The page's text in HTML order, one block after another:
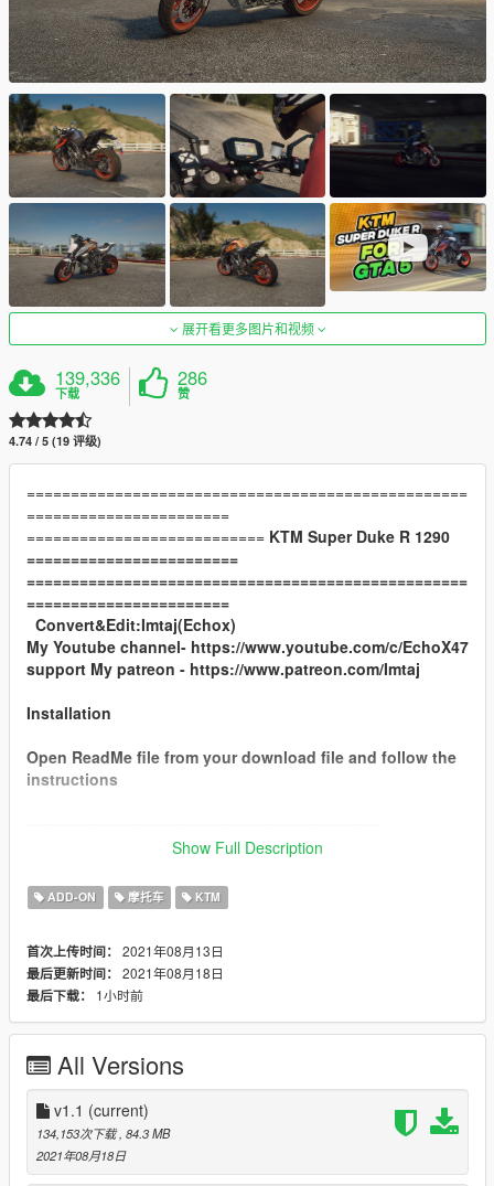
展开看更多图片和视频
139,336
下载
286
赞
4.74 / 5 (19 评级)
==================================================
=======================
=========================== KTM Super Duke R 1290
========================
==================================================
=======================
Convert&Edit:Imtaj(Echox)
My Youtube channel- https://www.youtube.com/c/EchoX47
support My patreon - https://www.patreon.com/Imtaj
Installation
Open ReadMe file from your download file and follow the
instructions
You can use Simple Trainer Spawn it by name.
Spawn name:ksd
----------------------------------------------------------------
LSC Customization
livery(2)
Exhaust(2)
remove plate
remove Mirrors
Mudguard(1)
==================================================
=======================
Show Full Description
ADD-ON 摩托车 KTM
首次上传时间： 2021年08月13日
最后更新时间： 2021年08月18日
最后下载：
1小时前
All Versions
v1.1 (current)
134,153次下载, 84.3 MB
2021年08月18日